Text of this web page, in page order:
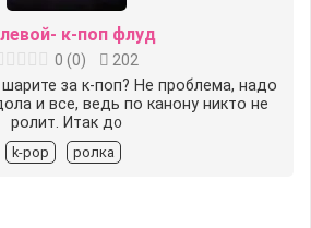
к-поп флуд
0 (0)
202
за к-поп? Не проблема, надо
и все, ведь по канону никто не
ролит. Итак д᧐
k-pop ролка